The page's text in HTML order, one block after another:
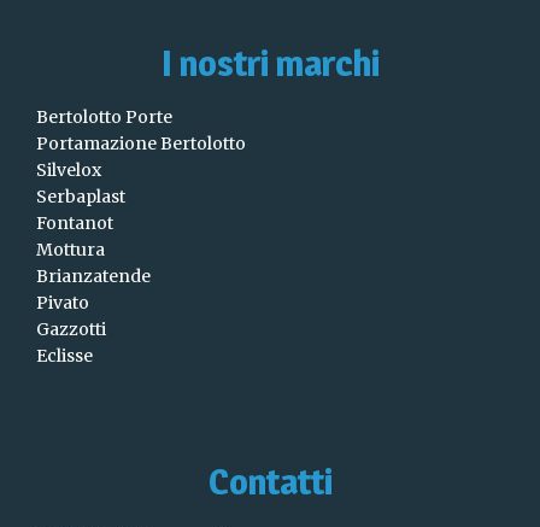
I nostri marchi
Bertolotto Porte
Portamazione Bertolotto
Silvelox
Serbaplast
Fontanot
Mottura
Brianzatende
Pivato
Gazzotti
Eclisse
Contatti